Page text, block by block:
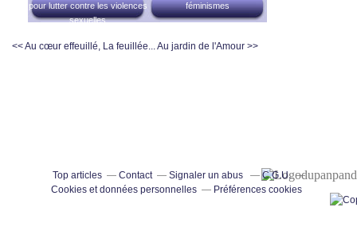
pour lutter contre les violences
sexuelles
féminismes
<< Au cœur effeuillé, La feuillée...Au jardin de l'Amour >>
Top articles Contact Signaler un abus
C.G.U.
Cookies et données personnelles
Préférences cookies